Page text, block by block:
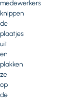
medewerkers
knippen
de
plaatjes
uit
en
plakken
ze
op
de